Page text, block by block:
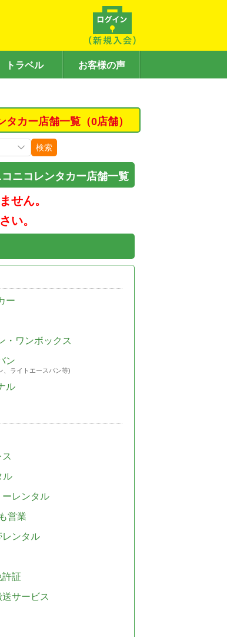
トラベル お客様の声
カー店舗一覧（0店舗）
検索
ニコレンタカー店舗一覧
せん。
い。
ー
・ワンボックス
ン
、ライトエースバン等)
ル
ル
ーレンタル
営業
レンタル
許証
サービス